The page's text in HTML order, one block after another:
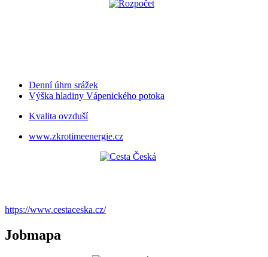
Denní úhrn srážek
Výška hladiny Vápenického potoka
Kvalita ovzduší
www.zkrotimeenergie.cz
https://www.cestaceska.cz/
Jobmapa